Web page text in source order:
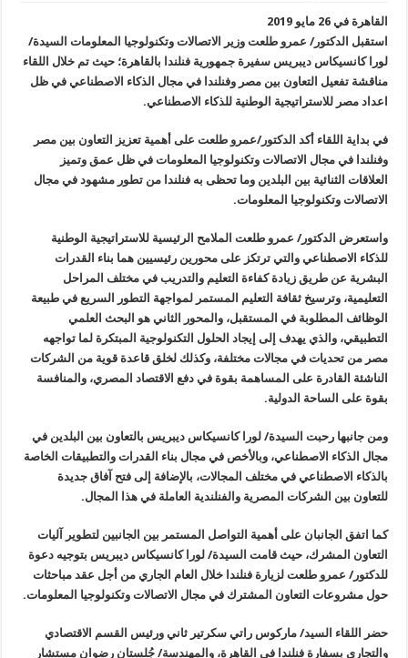
القاهرة في 26 مايو 2019
استقبل الدكتور/ عمرو طلعت وزير الاتصالات وتكنولوجيا المعلومات السيدة/
لورا كانسيكاس ديبريس سفيرة جمهورية فنلندا بالقاهرة؛ حيث تم خلال اللقاء
مناقشة تفعيل التعاون بين مصر وفنلندا في مجال الذكاء الاصطناعي في ظل
اعداد مصر للاستراتيجية الوطنية للذكاء الاصطناعي.
في بداية اللقاء أكد الدكتور/عمرو طلعت على أهمية تعزيز التعاون بين مصر
وفنلندا في مجال الاتصالات وتكنولوجيا المعلومات في ظل عمق وتميز
العلاقات الثنائية بين البلدين وما تحظى به فنلندا من تطور مشهود في مجال
الاتصالات وتكنولوجيا المعلومات.
واستعرض الدكتور/ عمرو طلعت الملامح الرئيسية للاستراتيجية الوطنية
للذكاء الاصطناعي والتي ترتكز على محورين رئيسيين هما بناء القدرات
البشرية عن طريق زيادة كفاءة التعليم والتدريب في مختلف المراحل
التعليمية، وترسيخ ثقافة التعليم المستمر لمواجهة التطور السريع في طبيعة
الوظائف المطلوبة في المستقبل، والمحور الثاني هو البحث العلمي
التطبيقي، والذي يهدف إلى إيجاد الحلول التكنولوجية المبتكرة لما تواجهه
مصر من تحديات في مجالات مختلفة، وكذلك لخلق قاعدة قوية من الشركات
الناشئة القادرة على المساهمة بقوة في دفع الاقتصاد المصري، والمنافسة
بقوة على الساحة الدولية.
ومن جانبها رحبت السيدة/ لورا كانسيكاس ديبريس بالتعاون بين البلدين في
مجال الذكاء الاصطناعي، وبالأخص في مجال بناء القدرات والتطبيقات الخاصة
بالذكاء الاصطناعي في مختلف المجالات، بالإضافة إلى فتح آفاق جديدة
للتعاون بين الشركات المصرية والفنلندية العاملة في هذا المجال.
كما اتفق الجانبان على أهمية التواصل المستمر بين الجانبين لتطوير آليات
التعاون المشرك، حيث قامت السيدة/ لورا كانسيكاس ديبريس بتوجيه دعوة
للدكتور/ عمرو طلعت لزيارة فنلندا خلال العام الجاري من أجل عقد مباحثات
حول مشروعات التعاون المشترك في مجال الاتصالات وتكنولوجيا المعلومات.
حضر اللقاء السيد/ ماركوس راتي سكرتير ثاني ورئيس القسم الاقتصادي
والتجاري بسفارة فنلندا في القاهرة، والمهندسة/ جُلستان رضوان مستشار